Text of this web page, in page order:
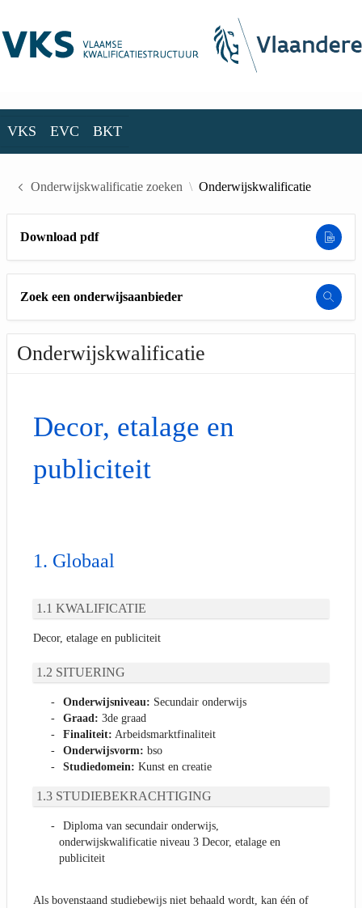
VKS EVC BKT
Onderwijskwalificatie zoeken Onderwijskwalificatie
Download pdf
Zoek een onderwijsaanbieder
Onderwijskwalificatie
Decor, etalage en
publiciteit
Globaal
KWALIFICATIE
Decor, etalage en publiciteit
SITUERING
Onderwijsniveau: Secundair onderwijs
Graad: 3de graad
Finaliteit: Arbeidsmarktfinaliteit
Onderwijsvorm: bso
Studiedomein: Kunst en creatie
STUDIEBEKRACHTIGING
Diploma van secundair onderwijs,
onderwijskwalificatie niveau 3 Decor, etalage en
publiciteit
Als bovenstaand studiebewijs niet behaald wordt, kan één of